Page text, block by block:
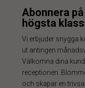
Abonnera
högsta klass
Vi erbjuder snygga
ut antingen
Välkomna dina
receptionen.
och skapar en